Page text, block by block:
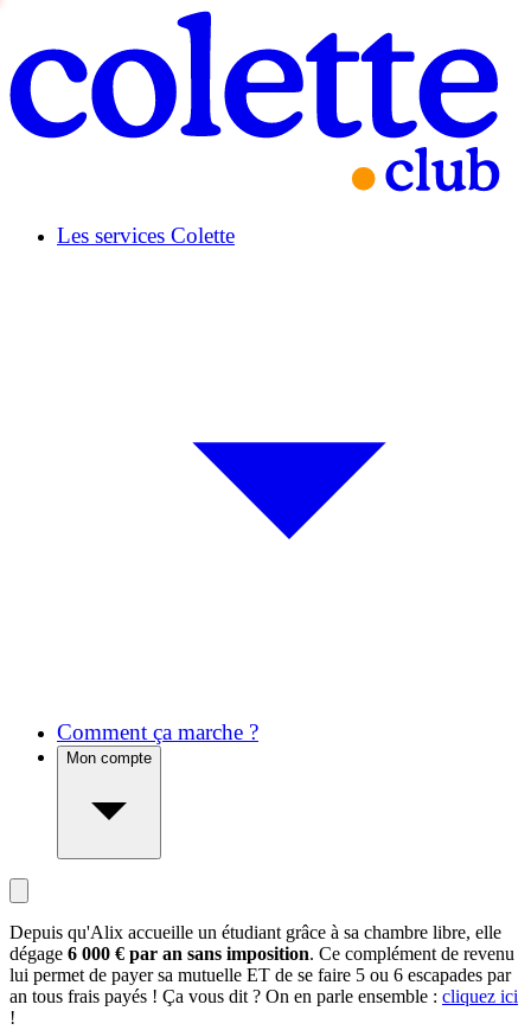
Les services Colette
Comment ça marche ?
Mon compte
Depuis qu'Alix accueille un étudiant grâce à sa chambre libre, elle
dégage 6 000 € par an sans imposition. Ce complément de revenu
lui permet de payer sa mutuelle ET de se faire 5 ou 6 escapades par
an tous frais payés ! Ça vous dit ? On en parle ensemble : cliquez ici
!